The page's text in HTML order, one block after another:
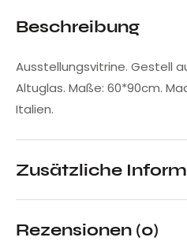
Beschreibung
Ausstellungsvitrine. Gestell
Altuglas. Maße: 60*90cm.
Italien.
Zusätzliche
Rezensionen (0)